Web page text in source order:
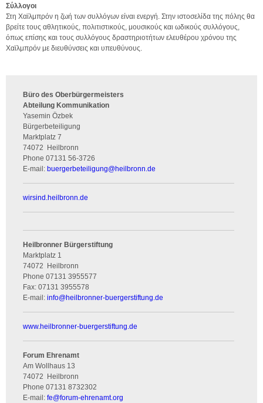
Σύλλογοι
Στη Χαϊλμπρόν η ζωή των συλλόγων είναι ενεργή. Στην ιστοσελίδα της πόλης θα
βρείτε τους αθλητικούς, πολιτιστικούς, μουσικούς και ωδικούς συλλόγους,
όπως επίσης και τους συλλόγους δραστηριοτήτων ελευθέρου χρόνου της
Χαϊλμπρόν με διευθύνσεις και υπευθύνους.
Büro des Oberbürgermeisters
Abteilung Kommunikation
Yasemin Özbek
Bürgerbeteiligung
Marktplatz 7
74072
Heilbronn
Phone 07131 56-3726
E-mail: buergerbeteiligung@heilbronn.de
wirsind.heilbronn.de
Heilbronner Bürgerstiftung
Marktplatz 1
74072
Heilbronn
Phone 07131 3955577
Fax: 07131 3955578
E-mail: info@heilbronner-buergerstiftung.de
www.heilbronner-buergerstiftung.de
Forum Ehrenamt
Am Wollhaus 13
74072
Heilbronn
Phone 07131 8732302
E-mail: fe@forum-ehrenamt.org